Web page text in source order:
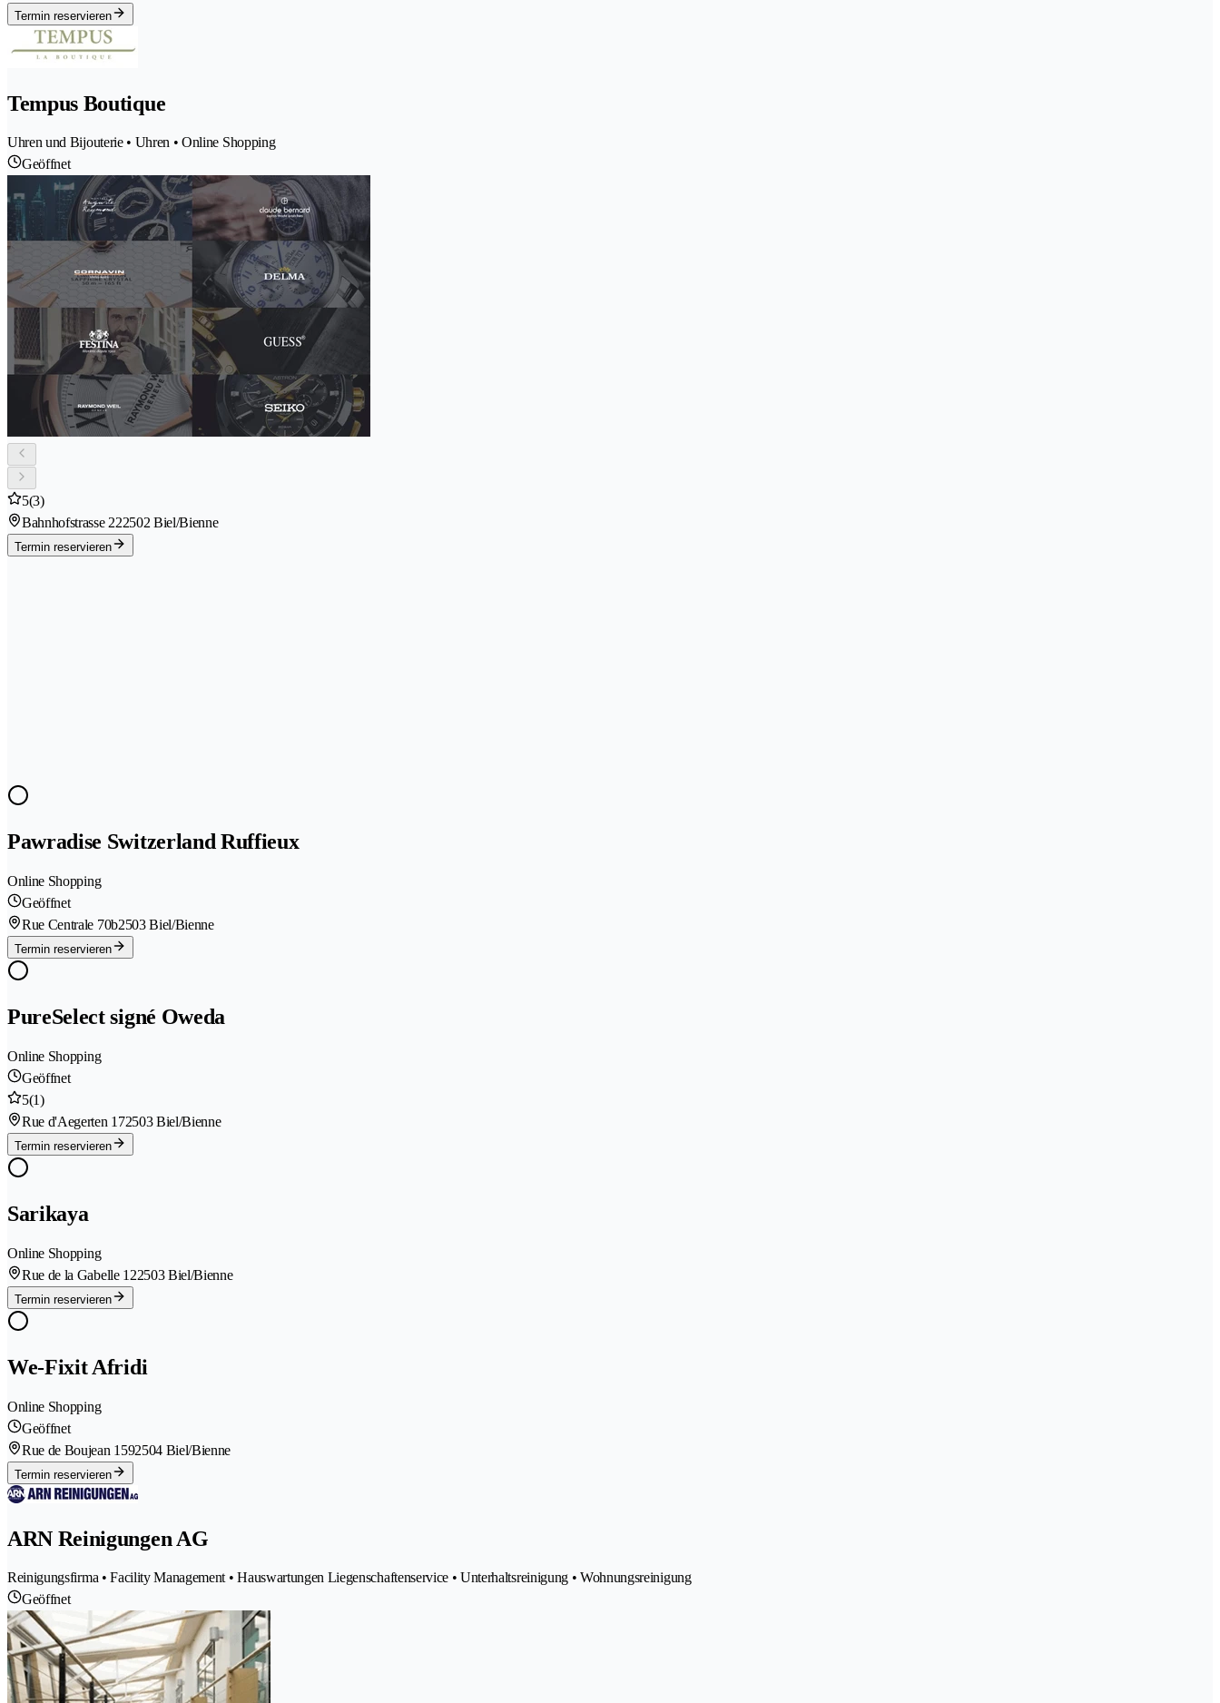
Termin reservieren
Tempus Boutique
Uhren und Bijouterie • Uhren • Online Shopping
Geöffnet
5(3)
Bahnhofstrasse 222502 Biel/Bienne
Termin reservieren
Pawradise Switzerland Ruffieux
Online Shopping
Geöffnet
Rue Centrale 70b2503 Biel/Bienne
Termin reservieren
PureSelect signé Oweda
Online Shopping
Geöffnet
5(1)
Rue d'Aegerten 172503 Biel/Bienne
Termin reservieren
Sarikaya
Online Shopping
Rue de la Gabelle 122503 Biel/Bienne
Termin reservieren
We-Fixit Afridi
Online Shopping
Geöffnet
Rue de Boujean 1592504 Biel/Bienne
Termin reservieren
ARN Reinigungen AG
Reinigungsfirma • Facility Management • Hauswartungen Liegenschaftenservice • Unterhaltsreinigung • Wohnungsreinigung
Geöffnet